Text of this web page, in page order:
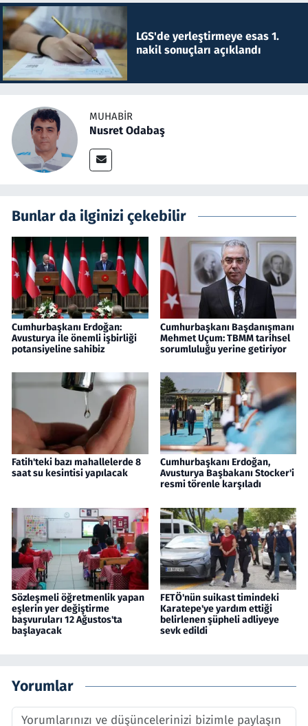
LGS'de yerleştirmeye esas 1.
nakil sonuçları açıklandı
MUHABIR
Nusret Odabaş
Bunlar da ilginizi çekebilir
Cumhurbaşkanı Erdoğan:
Avusturya ile önemli işbirliği
potansiyeline sahibiz
Cumhurbaşkanı Başdanışmanı
Mehmet Uçum: TBMM tarihsel
sorumluluğu yerine getiriyor
Fatih'teki bazı mahallelerde 8
saat su kesintisi yapılacak
Cumhurbaşkanı Erdoğan,
Avusturya Başbakanı Stocker'i
resmi törenle karşıladı
Sözleşmeli öğretmenlik yapan
eşlerin yer değiştirme
başvuruları 12 Ağustos'ta
başlayacak
FETÖ'nün suikast timindeki
Karatepe'ye yardım ettiği
belirlenen şüpheli adliyeye
sevk edildi
Yorumlar